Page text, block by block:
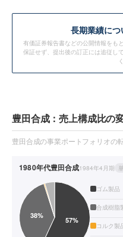
長期業績に
有価証券報告書などの公開情報をも
保証せず、提出後の訂正には追従し
豊田合成：売上構成比の
豊田合成の事業ポートフォリオの
1980年代豊田合成1984年4月期
ゴム製品
合成樹脂
コルク製